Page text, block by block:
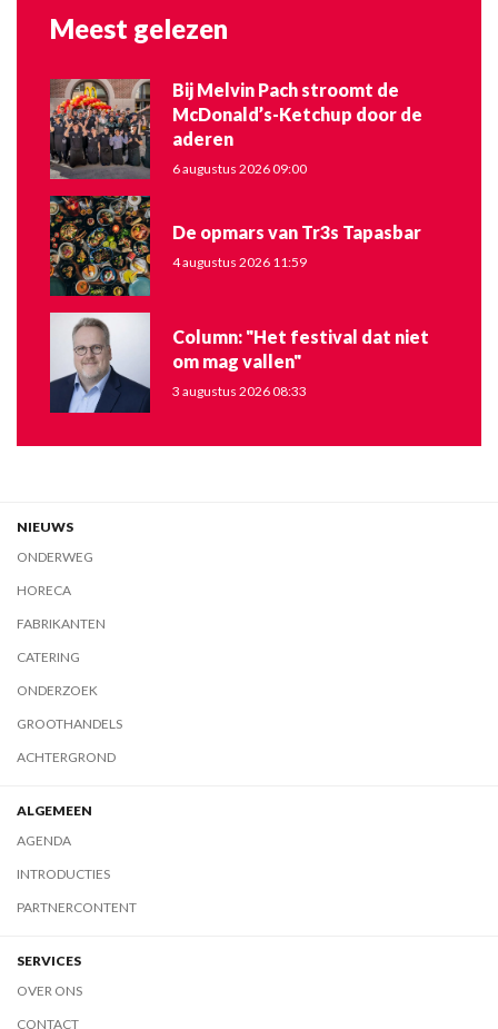
Meest gelezen
Bij Melvin Pach stroomt de
McDonald’s-Ketchup door de
aderen
6 augustus 2026 09:00
De opmars van Tr3s Tapasbar
4 augustus 2026 11:59
Column: "Het festival dat niet
om mag vallen"
3 augustus 2026 08:33
NIEUWS
ONDERWEG
HORECA
FABRIKANTEN
CATERING
ONDERZOEK
GROOTHANDELS
ACHTERGROND
ALGEMEEN
AGENDA
INTRODUCTIES
PARTNERCONTENT
SERVICES
OVER ONS
CONTACT